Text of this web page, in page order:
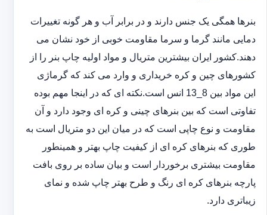
بنرها همگی یک جنس دارند و در برابر آب و هر گونه تغییرات
دمایی مانند گرما و سرما مقاومت خوبی از خود نشان می
دهند.کشور ایران بیشترین متریال و مواد اولیه چاپ بنر را از
کشورهای چین و کره خریداری و وارد می کند که گرماژی
این مواد بین 8_13 انس است.نکته ای که در اینجا مهم بوده
تفاوتی است که بین بنرهای چینی و کره ای وجود دارد و آن
مقاومت و نوع چاپی است که در میان این دو متریال است به
طوری که بنرهای کره ای از کیفیت چاپ بهتر و همینطور
مقاومت بیشتری برخوردار است و بیان ساده بر روی بافت
پارچه بنرهای کره ای رنگ و طرح بهتر چاپ شده و نمای
زیباتری دارد.